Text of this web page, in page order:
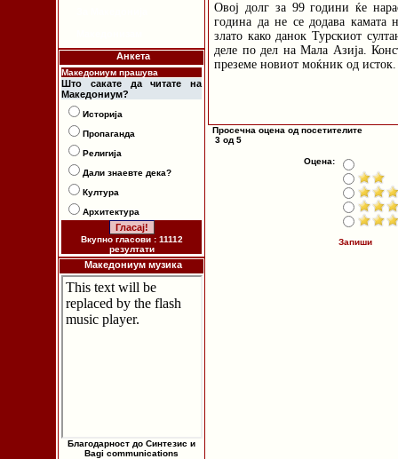
Анкета
Македониум прашува
Што сакате да читате на
Македониум?
Историја
Пропаганда
Религија
Дали знаевте дека?
Култура
Архитектура
Вкупно гласови : 11112
резултати
Македониум музика
Благодарност до Синтезис и
Bagi communications
Овој долг за 99 години ќе
година да не се додава камата
злато како данок Турскиот
деле по дел на Мала Азија.
преземе новиот моќник од исток.
Просечна оцена од посетителите
3 од 5
Оцена:
Запиши